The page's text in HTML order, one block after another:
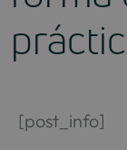
[post_info]